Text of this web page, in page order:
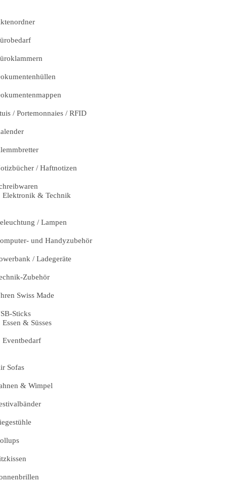
/ Portemonnaies / RFID
/ Haftnotizen
Elektronik & Technik
/ Lampen
und Handyzubehör
/ Ladegeräte
Zubehör
Swiss Made
Sticks
Essen & Süsses
Eventbedarf
Sofas
& Wimpel